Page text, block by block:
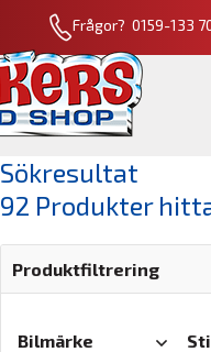
Frågor? 0159-133
Sökresultat
92 Produkter
Produktfiltrering
Bilmärke